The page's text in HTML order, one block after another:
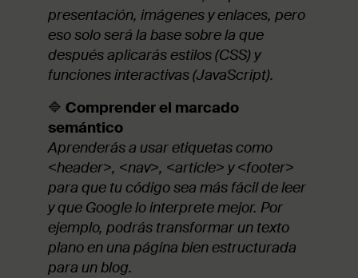
presentación, imágenes y enlaces, pero
eso solo será la base sobre la que
después aplicarás estilos (CSS) y
funciones interactivas (JavaScript).
🔷 Comprender el marcado
semántico
Aprenderás a usar etiquetas como
<header>, <nav>, <article> y <footer>
para que tu código sea más fácil de leer
y que Google lo interprete mejor. Por
ejemplo, podrás transformar un texto
plano en una página bien estructurada
para un blog.